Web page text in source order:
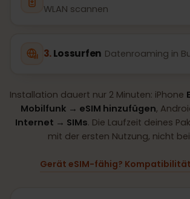
WLAN scannen
Lossurfen Datenroaming in
Installation dauert nur 2 Minuten: iPhone
Mobilfunk → eSIM hinzufügen,
Internet → SIMs. Die Laufzeit deines
mit der ersten Nutzung, nicht
Gerät eSIM-fähig?